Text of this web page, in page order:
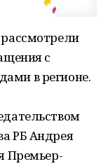
с
в регионе.
РБ Андрея
Премьер-